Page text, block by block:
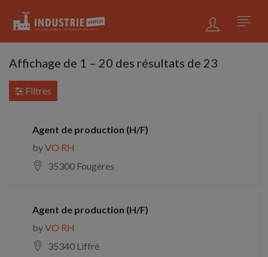
Affichage de 1 – 20 des résultats de 23
Filtres
Agent de production (H/F)
byVO RH
35300 Fougères
Agent de production (H/F)
byVO RH
35340 Liffré